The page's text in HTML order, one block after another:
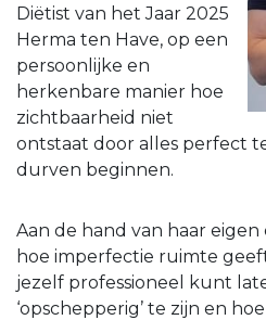
Diëtist van het Jaar 2025
Herma ten Have, op een
persoonlijke en
herkenbare manier hoe
zichtbaarheid niet
ontstaat door alles perfect
durven beginnen.
Aan de hand van haar
hoe imperfectie ruimte
jezelf professioneel kunt
‘opschepperig’ te zijn en